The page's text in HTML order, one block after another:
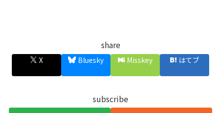
share
X Bluesky Misskey はてブ
subscribe